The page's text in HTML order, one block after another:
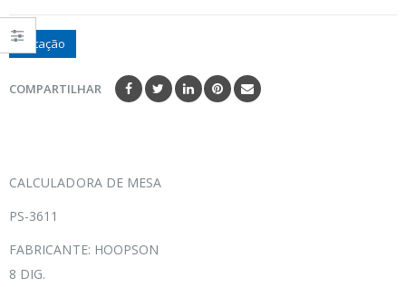
Cotação
COMPARTILHAR
CALCULADORA DE MESA
PS-3611
FABRICANTE: HOOPSON
8 DIG.